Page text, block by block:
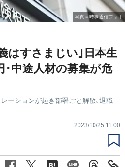
写真＝時事通信フォト
はすさまじい｣日本生
･中途人材の募集が危
ーションが起き部署ごと解散､退職
2023/10/25 11:00